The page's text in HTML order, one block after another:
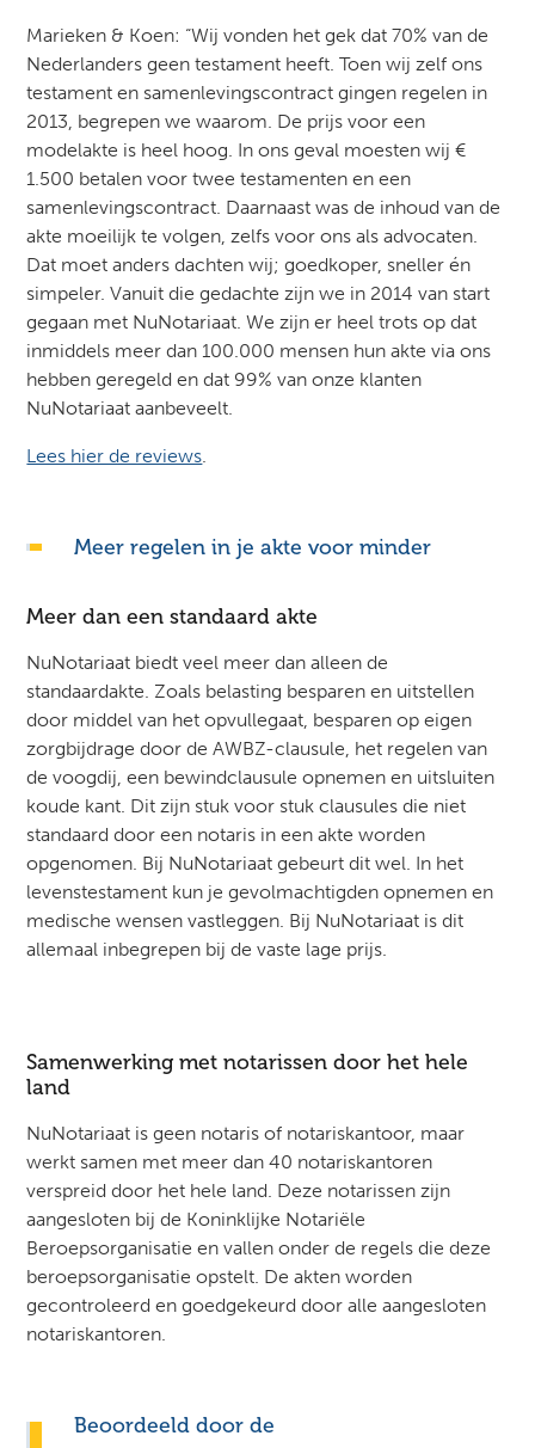
Marieken & Koen: “Wij vonden het gek dat 70% van de
Nederlanders geen testament heeft. Toen wij zelf ons
testament en samenlevingscontract gingen regelen in
2013, begrepen we waarom. De prijs voor een
modelakte is heel hoog. In ons geval moesten wij €
1.500 betalen voor twee testamenten en een
samenlevingscontract. Daarnaast was de inhoud van de
akte moeilijk te volgen, zelfs voor ons als advocaten.
Dat moet anders dachten wij; goedkoper, sneller én
simpeler. Vanuit die gedachte zijn we in 2014 van start
gegaan met NuNotariaat. We zijn er heel trots op dat
inmiddels meer dan 100.000 mensen hun akte via ons
hebben geregeld en dat 99% van onze klanten
NuNotariaat aanbeveelt.
Lees hier de reviews
Meer regelen in je akte voor minder
Meer dan een standaard akte
NuNotariaat biedt veel meer dan alleen de
standaardakte. Zoals belasting besparen en uitstellen
door middel van het opvullegaat, besparen op eigen
zorgbijdrage door de AWBZ-clausule, het regelen van
de voogdij, een bewindclausule opnemen en uitsluiten
koude kant. Dit zijn stuk voor stuk clausules die niet
standaard door een notaris in een akte worden
opgenomen. Bij NuNotariaat gebeurt dit wel. In het
levenstestament kun je gevolmachtigden opnemen en
medische wensen vastleggen. Bij NuNotariaat is dit
allemaal inbegrepen bij de vaste lage prijs.
Samenwerking met notarissen door het hele
land
NuNotariaat is geen notaris of notariskantoor, maar
werkt samen met meer dan 40 notariskantoren
verspreid door het hele land. Deze notarissen zijn
aangesloten bij de Koninklijke Notariële
Beroepsorganisatie en vallen onder de regels die deze
beroepsorganisatie opstelt. De akten worden
gecontroleerd en goedgekeurd door alle aangesloten
notariskantoren.
Beoordeeld door de